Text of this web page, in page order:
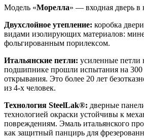
Модель «Морелла» — входная дверь в
Двухслойное утепление: коробка
видами изолирующих материалов:
фольгированным порилексом.
Итальянские петли: усиленные петли
подшипнике прошли испытания на 300
открывания. Это более 20 лет
из 4-х человек.
Технология SteelLak®: дверные
технологией окраски устойчивы к
повреждениям. Эмаль итальянского
как защитный панцирь для